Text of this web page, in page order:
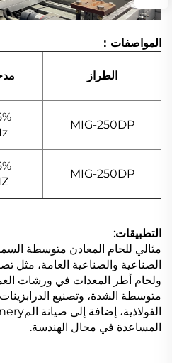
المواصفات：
الطراز
MIG-250DP
MIG-250DP
التطبيقات:
مثالي للحام المعادن متوسطة
الصناعية والصناعية العامة، مثل
ولحام أطر المعدات في ورشات
متوسطة الشدة، وتصنيع الدرابزينات
المساعدة في مجال الهندسة.